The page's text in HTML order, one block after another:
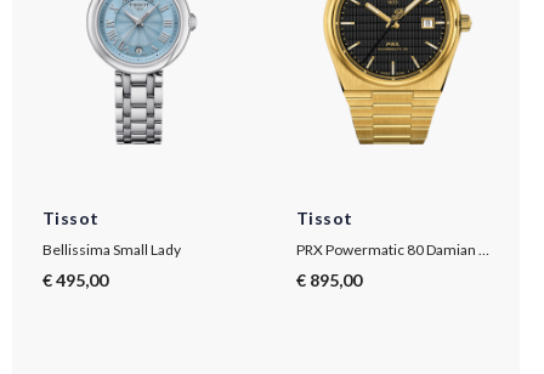
Tissot
Bellissima Small Lady
€ 495,00
Tissot
€ 895,00